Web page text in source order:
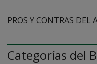
PROS Y CONTRAS DEL
Categorías del